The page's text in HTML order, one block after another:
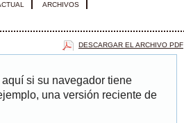
ARCHIVOS
DESCARGAR EL ARCHIVO PDF
si su navegador tiene
una versión reciente de